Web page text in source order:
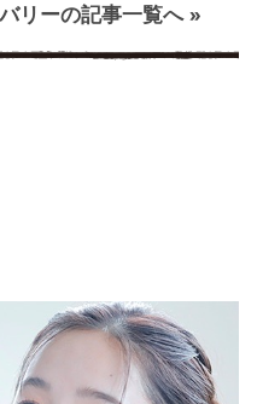
リーの記事一覧へ »